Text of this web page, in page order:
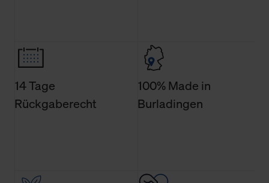
14 Tage
Rückgaberecht
100% Made in
Burladingen